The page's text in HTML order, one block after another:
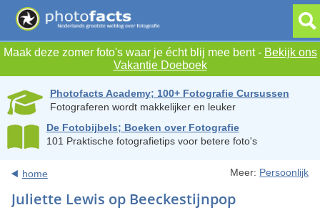
Maak deze zomer foto's waar je écht blij mee bent - Bekijk ons
Vakantie Doeboek
Photofacts Academy; 100+ Fotografie Cursussen
Fotograferen wordt makkelijker en leuker
De Fotobijbels; Boeken over Fotografie
101 Praktische fotografietips voor betere foto's
home Meer: Persoonlijk
Juliette Lewis op Beeckestijnpop